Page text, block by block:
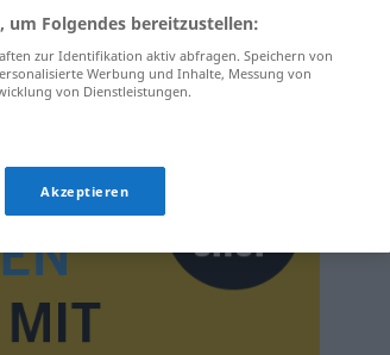
um Folgendes bereitzustellen:
zur Identifikation aktiv abfragen. Speichern von
Werbung und Inhalte, Messung von
von Dienstleistungen.
Akzeptieren